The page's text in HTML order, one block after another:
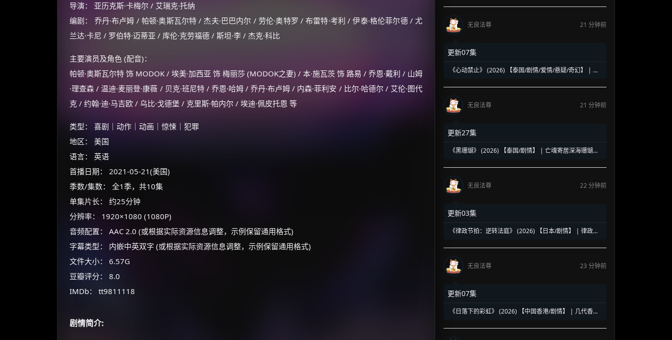
导演： 亚历克斯·卡梅尔 / 艾瑞克·托纳
编剧： 乔丹·布卢姆 / 帕顿·奥斯瓦尔特 / 杰夫·巴巴内尔 / 劳伦·奥特罗 / 布雷特·考利 / 伊泰·格伦菲尔德 / 尤
兰达·卡尼 / 罗伯特·迈蒂亚 / 库伦·克劳福德 / 斯坦·李 / 杰克·科比
主要演员及角色 (配音)：
帕顿·奥斯瓦尔特 饰 MODOK / 埃美·加西亚 饰 梅丽莎 (MODOK之妻) / 本·施瓦茨 饰 路易 / 乔恩·戴利 / 山姆
·理查森 / 温迪·麦丽登·康薇 / 贝克·班尼特 / 乔恩·哈姆 / 乔丹·布卢姆 / 内森·菲利安 / 比尔·哈德尔 / 艾伦·图代
克 / 约翰·迪·马吉欧 / 乌比·戈德堡 / 克里斯·帕内尔 / 埃迪·佩皮托恩 等
类型： 喜剧｜动作｜动画｜惊悚｜犯罪
地区： 美国
语言： 英语
首播日期： 2021-05-21(美国)
季数/集数： 全1季，共10集
单集片长： 约25分钟
分辨率： 1920×1080 (1080P)
音频配置： AAC 2.0 (或根据实际资源信息调整，示例保留通用格式)
字幕类型： 内嵌中英双字 (或根据实际资源信息调整，示例保留通用格式)
文件大小： 6.57G
豆瓣评分： 8.0
IMDb： tt9811118
剧情简介:
动
无良法尊
21 分钟前
更新07集
《心动禁止》 (2026) 【泰国/剧情/爱情/悬疑/奇幻】 | 双
无良法尊 21 分钟前
更新27集
《黑珊瑚》 (2026) 【泰国/剧情】 | 亡魂寄居深海珊瑚的
无良法尊 22 分钟前
更新03集
《律政节拍：逆转法庭》 (2026) 【日本/剧情】 | 律政说
政剧
无良法尊
23 分钟前
更新07集
《日落下的彩虹》 (2026) 【中国香港/剧情】 | 几代香港